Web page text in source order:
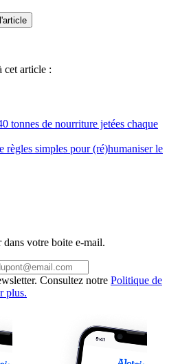
cet article :
tonnes de nourriture jetées chaque
simples pour (ré)humaniser le
votre boite e-mail.
Consultez notre Politique de
plus.